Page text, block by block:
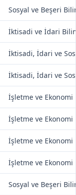
Sosyal ve Beşeri
İktisadi ve İdari
İktisadi, İdari ve
İktisadi, İdari ve
İşletme ve Ekonomi
İşletme ve Ekonomi
İşletme ve Ekonomi
İşletme ve Ekonomi
Sosyal ve Beşeri